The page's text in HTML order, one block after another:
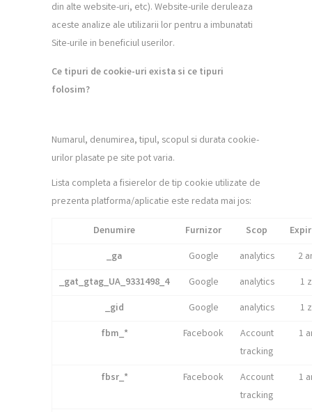
din alte website-uri, etc). Website-urile deruleaza
aceste analize ale utilizarii lor pentru a imbunatati
Site-urile in beneficiul userilor.
Ce tipuri de cookie-uri exista si ce tipuri
folosim?
Numarul, denumirea, tipul, scopul si durata cookie-
urilor plasate pe site pot varia.
Lista completa a fisierelor de tip cookie utilizate de
prezenta platforma/aplicatie este redata mai jos:
Denumire Furnizor Scop
_ga
Google analytics
2
_gat_gtag_UA_9331498_4
Google analytics
1
_gid
Google analytics
1
fbm_*
Facebook
Account
tracking
1
fbsr_* Facebook
Account
tracking
1